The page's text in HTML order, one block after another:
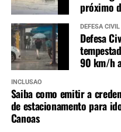
próximo
DEFESA CIVIL
Defesa
90 km/h
INCLUSÃO
Saiba como emitir a
de estacionamento para
Canoas